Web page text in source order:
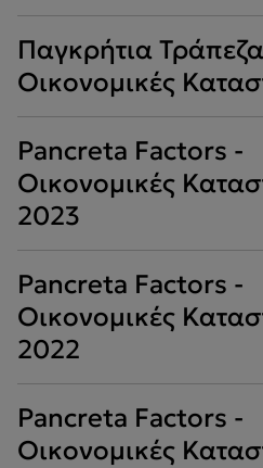
Παγκρήτια
Οικονομικές
Pancreta Factors -
Οικονομικές
2023
Pancreta Factors -
Οικονομικές
2022
Pancreta Factors -
Οικονομικές